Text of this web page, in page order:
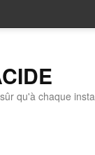
qu'à chaque